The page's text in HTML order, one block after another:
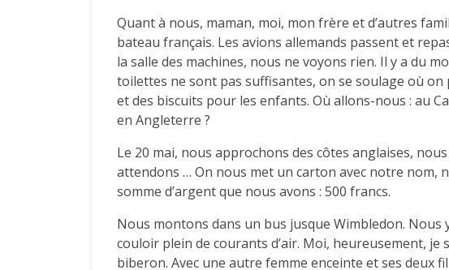
Quant à nous, maman, moi, mon frère et d’autres
bateau français. Les avions allemands passent et
la salle des machines, nous ne voyons rien. Il y a du
toilettes ne sont pas suffisantes, on se soulage où
et des biscuits pour les enfants. Où allons-nous : au
en Angleterre ?
Le 20 mai, nous approchons des côtes anglaises,
attendons … On nous met un carton avec notre nom,
somme d’argent que nous avons : 500 francs.
Nous montons dans un bus jusque Wimbledon.
couloir plein de courants d’air. Moi, heureusement, je
biberon. Avec une autre femme enceinte et ses deux